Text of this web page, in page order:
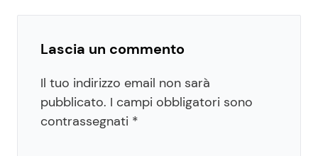
Lascia un commento
Il tuo indirizzo email non sarà
pubblicato. I campi obbligatori sono
contrassegnati *